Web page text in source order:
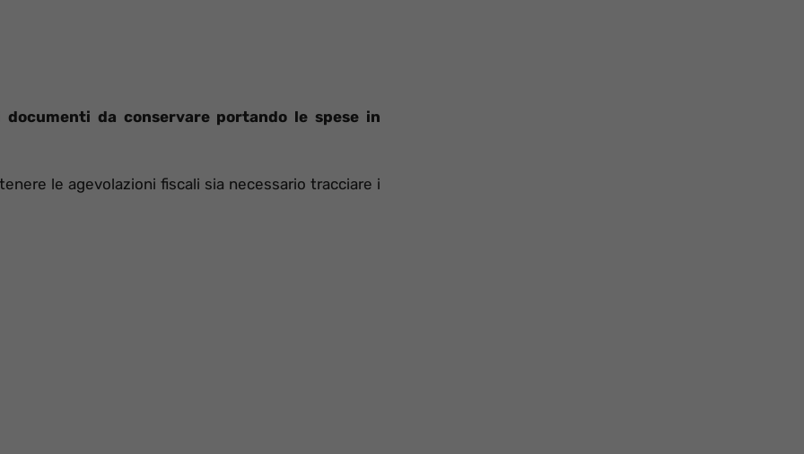
da conservare portando le spese in
le agevolazioni fiscali sia necessario tracciare i